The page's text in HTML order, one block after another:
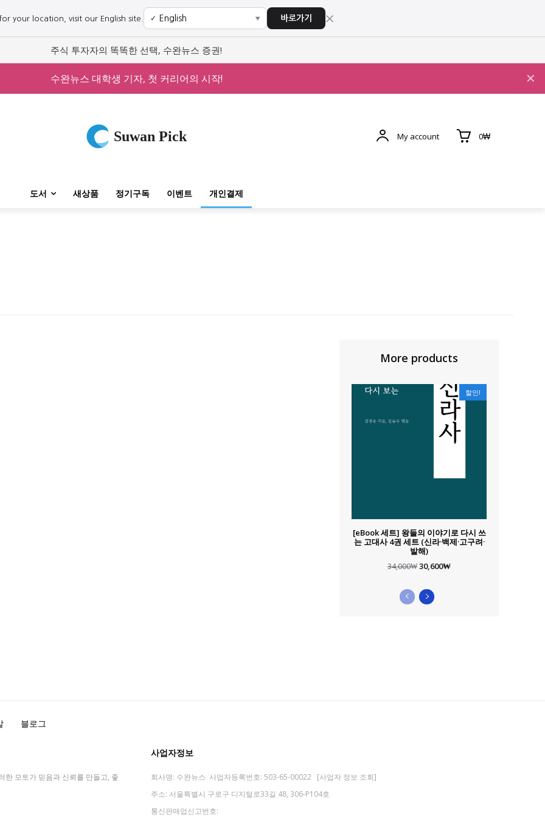
your location, visit our English site. ✓ ▼ 바로가기 ×
주식 투자자의 똑똑한 선택, 수완뉴스 증권!
수완뉴스 대학생 기자, 첫 커리어의 시작! ✕
Suwan Pick My account 0₩
도서 새상품 정기구독 이벤트 개인결제
More products
할인!
[eBook 세트] 왕들의 이야기로 다시 쓰
는 고대사 4권 세트 (신라·백제·고구려·
발해)
34,000₩원
격:
34,000₩.
30,600₩현
블로그
한 모토가 믿음과 신뢰를 만들고, 좋
사업자정보
회사명: 수완뉴스 사업자등록번호: 503-65-00022 [사업자 정보 조회]
주소: 서울특별시 구로구 디지털로33길 48, 306-P104호
통신판매업신고번호: